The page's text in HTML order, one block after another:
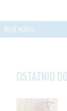
MOJE KONTO
OSTATNIO